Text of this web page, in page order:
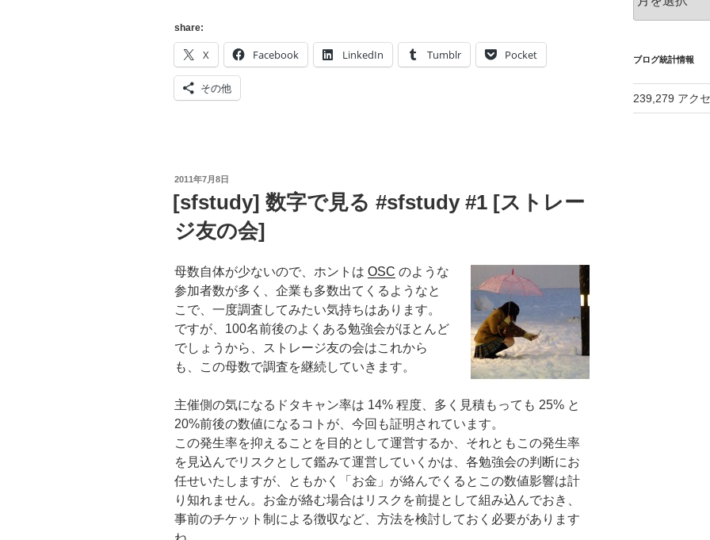
字
で
見
る
#sfstudy
レ
ー
ジ
友
会]”
の
share:
X Facebook LinkedIn Tumblr Pocket
その他
投
日:
2011年7月8日
[sfstudy] 数字で見る #sfstudy #1 [ストレー
ジ友の会]
母数自体が少ないので、ホントは OSC のような
参加者数が多く、企業も多数出てくるようなと
こで、一度調査してみたい気持ちはあります。
ですが、100名前後のよくある勉強会がほとんど
でしょうから、ストレージ友の会はこれから
も、この母数で調査を継続していきます。
主催側の気になるドタキャン率は 14% 程度、多く見積もっても 25% と
20%前後の数値になるコトが、今回も証明されています。
この発生率を抑えることを目的として運営するか、それともこの発生率
を見込んでリスクとして鑑みて運営していくかは、各勉強会の判断にお
任せいたしますが、ともかく「お金」が絡んでくるとこの数値影響は計
り知れません。お金が絡む場合はリスクを前提として組み込んでおき、
事前のチケット制による徴収など、方法を検討しておく必要があります
ー
ブ
ブログ統計情報
239,279 アク